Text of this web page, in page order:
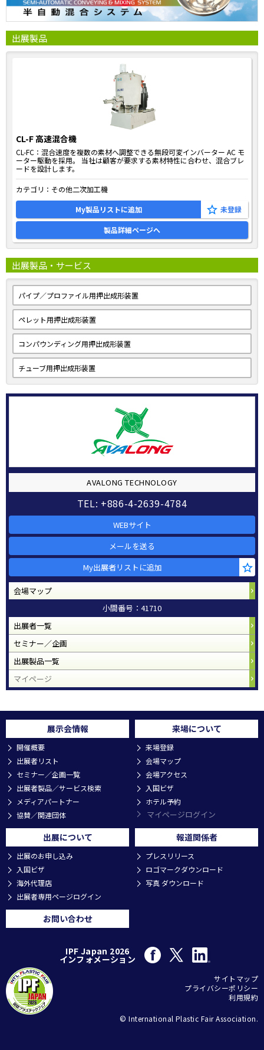
出展製品
CL-F 高速混合機
CL-FC：混合速度を複数の素材へ調整できる無段可変インバーター AC モ
ーター駆動を採用。 当社は顧客が要求する素材特性に合わせ、混合ブレ
ードを設計します。
カテゴリ： その他二次加工機
My製品リストに追加
製品詳細ページへ
出展製品・サービス
パイプ／プロファイル用押出成形装置
ペレット用押出成形装置
コンパウンディング用押出成形装置
チューブ用押出成形装置
AVALONG TECHNOLOGY
TEL: +886-4-2639-4784
WEBサイト
メールを送る
My出展者リストに追加
会場マップ
小間番号：41710
出展者一覧
セミナー／企画
出展製品一覧
マイページ
展示会情報
開催概要
出展者リスト
セミナー／企画一覧
出展者製品／サービス検索
メディアパートナー
協賛／関連団体
来場について
来場登録
会場マップ
会場アクセス
入国ビザ
ホテル予約
マイページログイン
出展について
出展のお申し込み
入国ビザ
海外代理店
出展者専用ページログイン
報道関係者
プレスリリース
ロゴマークダウンロード
写真 ダウンロード
お問い合わせ
IPF Japan 2026
インフォメーション
サイトマップ
プライバシーポリシー
利用規約
© International Plastic Fair Association.